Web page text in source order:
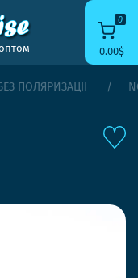
0
0.00$
ПОЛЯРИЗАЦІЇ